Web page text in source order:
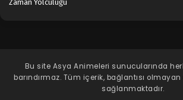
Zaman Yolculuğu
Bu site Asya Animeleri sunucularında
barındırmaz. Tüm içerik, bağlantısı
sağlanmaktadır.